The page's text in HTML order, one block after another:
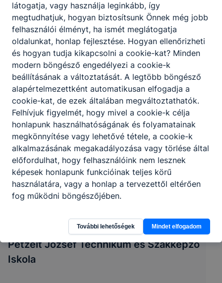
Petzelt József Technikum és Szakképző
Iskola
látogatja, vagy használja leginkább, így
megtudhatjuk, hogyan biztosítsunk Önnek még jobb
felhasználói élményt, ha ismét meglátogatja
oldalunkat, honlap fejlesztése. Hogyan ellenőrizheti
és hogyan tudja kikapcsolni a cookie-kat? Minden
modern böngésző engedélyezi a cookie-k
beállításának a változtatását. A legtöbb böngésző
alapértelmezettként automatikusan elfogadja a
cookie-kat, de ezek általában megváltoztathatók.
Felhívjuk figyelmét, hogy mivel a cookie-k célja
honlapunk használhatóságának és folyamatainak
megkönnyítése vagy lehetővé tétele, a cookie-k
alkalmazásának megakadályozása vagy törlése által
előfordulhat, hogy felhasználóink nem lesznek
képesek honlapunk funkcióinak teljes körű
használatára, vagy a honlap a tervezettől eltérően
fog működni böngészőjében.
További lehetőségek Mindet elfogadom